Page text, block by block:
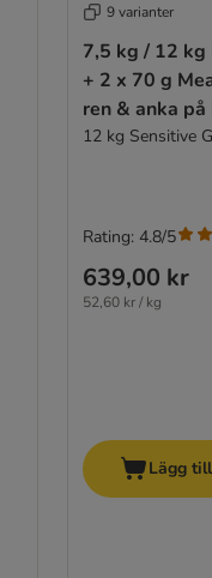
9 varianter
7,5 kg / 12 kg
+ 2 x 70 g
ren & anka
12 kg Sensitive
639,00 kr
52,60 kr / kg
Rating: 4.8/5
Lägg